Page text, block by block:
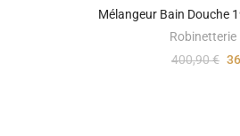
Mélangeur Bain Douche
Robinetterie
400,90 €